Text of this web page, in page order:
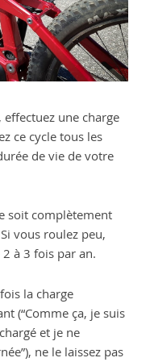
une charge
ce cycle tous les
de vie de votre
soit complètement
vous roulez peu,
à 3 fois par an.
la charge
(“Comme ça, je suis
et je ne
ne le laissez pas